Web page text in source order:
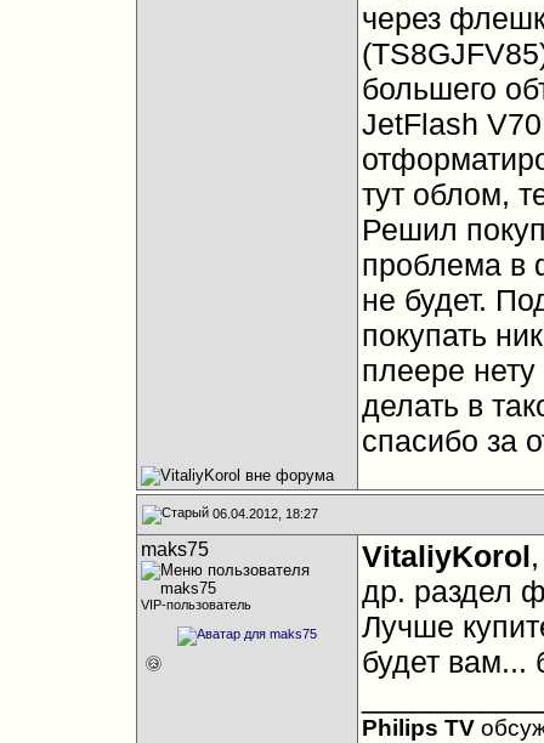
через
большего
JetFlash
тут облом,
Решил
проблема в
не будет.
покупать
плеере
делать в
спасибо за
06.04.2012, 18:27
maks75
VIP-пользователь
VitaliyKorol
др. раздел
Лучше
будет
Philips TV